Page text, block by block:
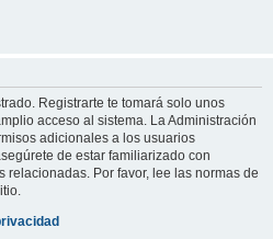
Registrarte te tomará solo unos
acceso al sistema. La Administración
adicionales a los usuarios
de estar familiarizado con
relacionadas. Por favor, lee las normas de